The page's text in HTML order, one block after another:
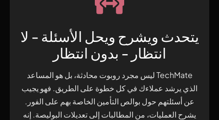
يتحدث ويشرح ويحل الأسئلة - لا
انتظار - بدون انتظار
TechMate ليس مجرد روبوت محادثة، بل هو المساعد
الذي يرشد عملاءك في كل خطوة على الطريق. فهو يجيب
عن أسئلتهم حول بوالص التأمين الخاصة بهم على الفور.
يشرح العمليات، من المطالبات إلى تعديلات البوليصة. إنه